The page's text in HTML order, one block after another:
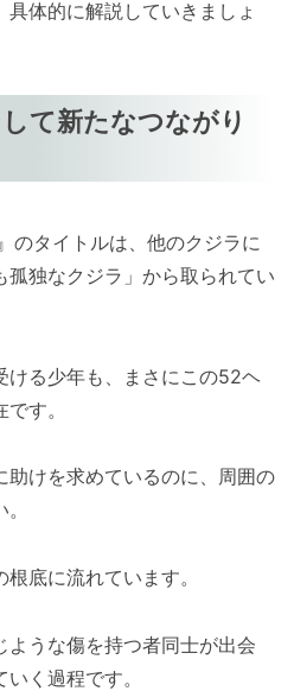
体的に解説していきましょ
て新たなつながり
のタイトルは、他のクジラに
独なクジラ」から取られてい
ける少年も、まさにこの52ヘ
す。
助けを求めているのに、周囲の
底に流れています。
ような傷を持つ者同士が出会
く過程です。